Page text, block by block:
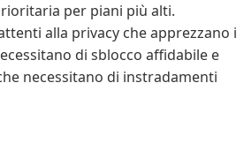
per piani più alti.
alla privacy che apprezzano i
di sblocco affidabile e
necessitano di instradamenti